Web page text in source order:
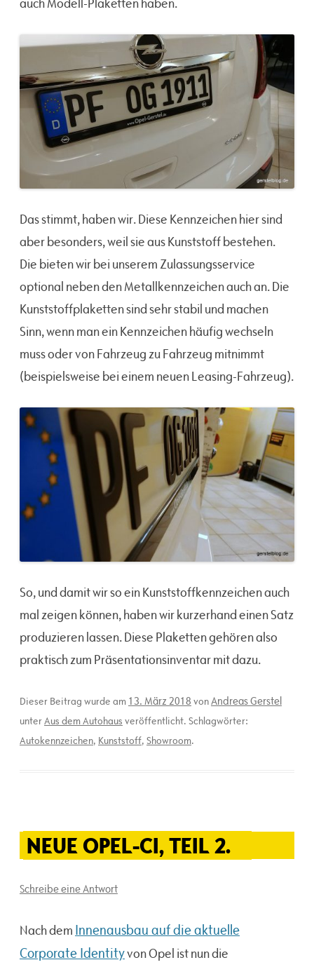
Das stimmt, haben wir. Diese Kennzeichen hier sind
aber besonders, weil sie aus Kunststoff bestehen.
Die bieten wir bei unserem Zulassungsservice
optional neben den Metallkennzeichen auch an. Die
Kunststoffplaketten sind sehr stabil und machen
Sinn, wenn man ein Kennzeichen häufig wechseln
muss oder von Fahrzeug zu Fahrzeug mitnimmt
(beispielsweise bei einem neuen Leasing-Fahrzeug).
So, und damit wir so ein Kunststoffkennzeichen auch
mal zeigen können, haben wir kurzerhand einen Satz
produzieren lassen. Diese Plaketten gehören also
praktisch zum Präsentationsinventar mit dazu.
Dieser Beitrag wurde am 13. März 2018 vonAndreas Gerstel
unterAus dem Autohaus veröffentlicht. Schlagwörter:
Autokennzeichen, Kunststoff, Showroom.
NEUE OPEL-CI, TEIL 2.
Schreibe eine Antwort
Nach dem Innenausbau auf die aktuelle
Corporate Identityvon Opel ist nun die